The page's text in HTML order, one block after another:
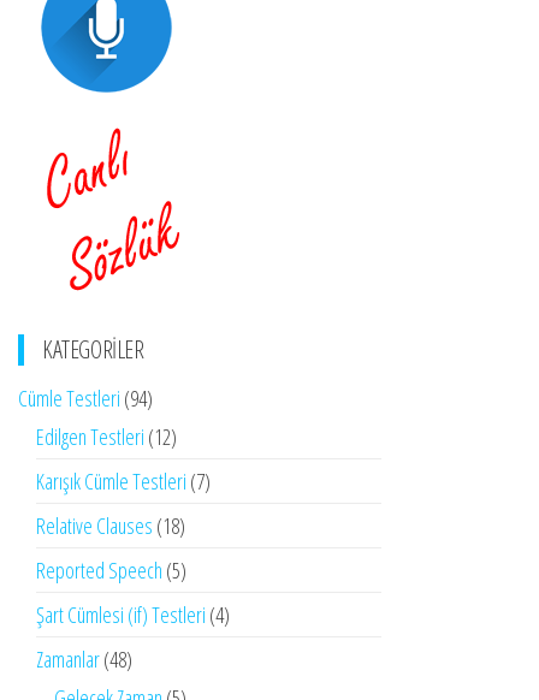
KATEGORILER
Cümle Testleri (94)
Edilgen Testleri (12)
Karışık Cümle Testleri (7)
Relative Clauses (18)
Reported Speech (5)
Şart Cümlesi (if) Testleri (4)
Zamanlar(48)